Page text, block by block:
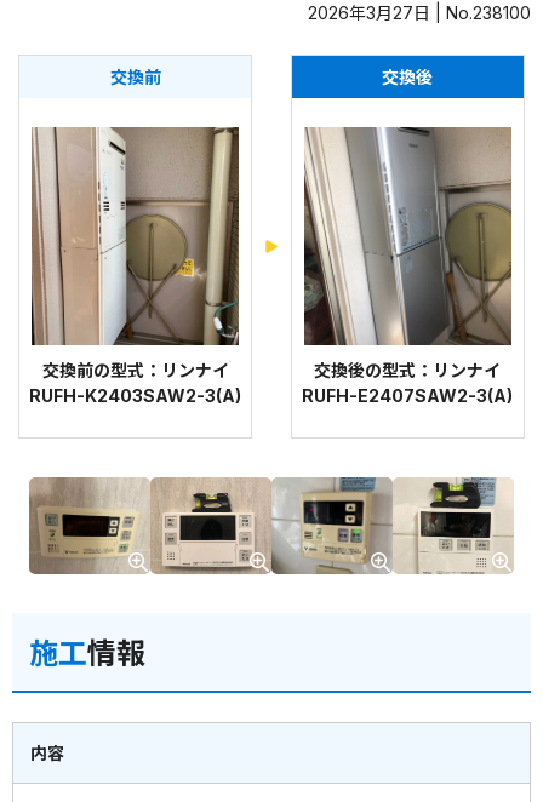
2026年3月27日 | No.238100
交換前
交換前の型式：リンナイ
RUFH-K2403SAW2-3(A)
交換後
交換後の型式：リンナイ
RUFH-E2407SAW2-3(A)
施工情報
内容